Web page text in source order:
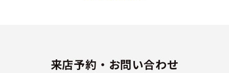
来店予約・お問い合わせ